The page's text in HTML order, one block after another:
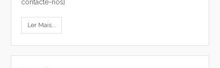
contacte-nos}
Ler Mais...